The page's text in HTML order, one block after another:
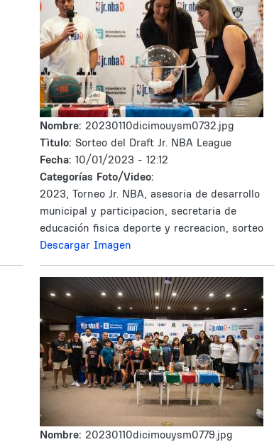
Nombre: 20230110dicimouysm0732.jpg
Tìtulo: Sorteo del Draft Jr. NBA League
Fecha: 10/01/2023 - 12:12
Categorías Foto/Video:
2023, Torneo Jr. NBA, asesoria de desarrollo
municipal y participacion, secretaria de
educación fisica deporte y recreacion, sorteo
Descargar Imagen
Nombre: 20230110dicimouysm0779.jpg